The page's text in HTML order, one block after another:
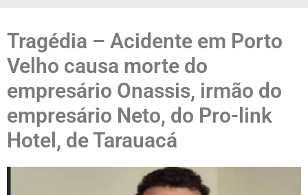
Tragédia – Acidente em Porto
Velho causa morte do
empresário Onassis, irmão do
empresário Neto, do Pro-link
Hotel, de Tarauacá